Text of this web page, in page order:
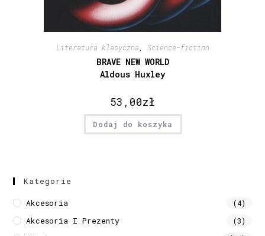
Literatura klasyczna Science-fiction
BRAVE NEW WORLD
Aldous Huxley
53,00zł
Dodaj do koszyka
Kategorie
Akcesoria (4)
Akcesoria I Prezenty (3)